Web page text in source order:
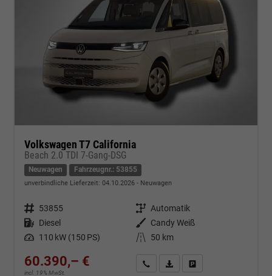
Volkswagen T7 California
Beach 2.0 TDI 7-Gang-DSG
Neuwagen Fahrzeugnr.: 53855
unverbindliche Lieferzeit: 04.10.2026 Neuwagen
Fahrzeugnr. 53855 Getriebe Automatik
Kraftstoff Diesel Außenfarbe
Candy Weiß
Leistung 110 kW (150 PS) Kilometerstand 50 km
60.390,– €
incl. 19% MwSt.
Kontakt & Angebot anfordern
PDF-Datei, Fahrzeugexposé